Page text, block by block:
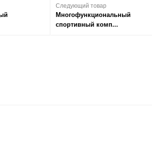
Следующий товар
Многофункциональный
спортивный комп...